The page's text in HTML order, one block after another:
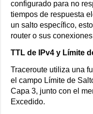
configurado para no
tiempos de respuesta
un salto específico,
router o sus
TTL de IPv4 y Límite
Traceroute utiliza una
el campo Límite de
Capa 3, junto con el
Excedido.